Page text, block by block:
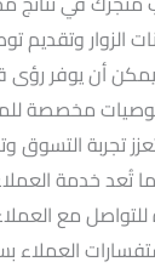
ويجذب عددًا أكبر من الزوار. 6.تحليل بيانات
يمكن أن يوفر رؤى
توصيات مخصصة
تجربة التسوق
العملاء: كما تُعد خدمة
مع
العملاء